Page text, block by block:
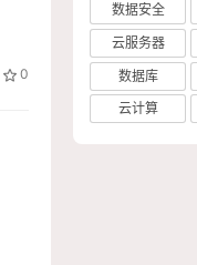
0
数据安全
云服务器
数据库
云计算